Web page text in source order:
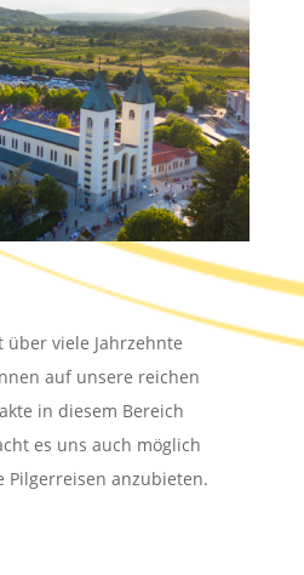
über viele Jahrzehnte
auf unsere reichen
in diesem Bereich
es uns auch möglich
anzubieten.